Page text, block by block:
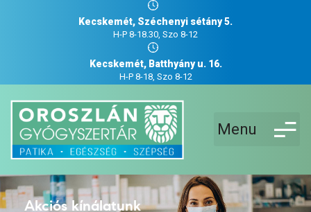
Kecskemét, Széchenyi sétány 5.
H-P 8-18.30, Szo 8-12
Kecskemét, Batthyány u. 16.
H-P 8-18, Szo 8-12
Menu
Akciós kínálatunk